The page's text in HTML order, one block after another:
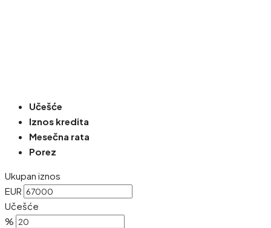
Učešće
Iznos kredita
Mesečna rata
Porez
Ukupan iznos
EUR
Učešće
%